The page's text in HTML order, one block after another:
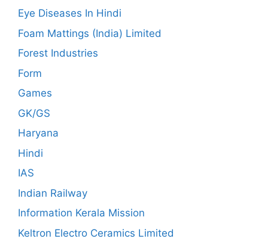
Eye Diseases In Hindi
Foam Mattings (India) Limited
Forest Industries
Form
Games
GK/GS
Haryana
Hindi
IAS
Indian Railway
Information Kerala Mission
Keltron Electro Ceramics Limited